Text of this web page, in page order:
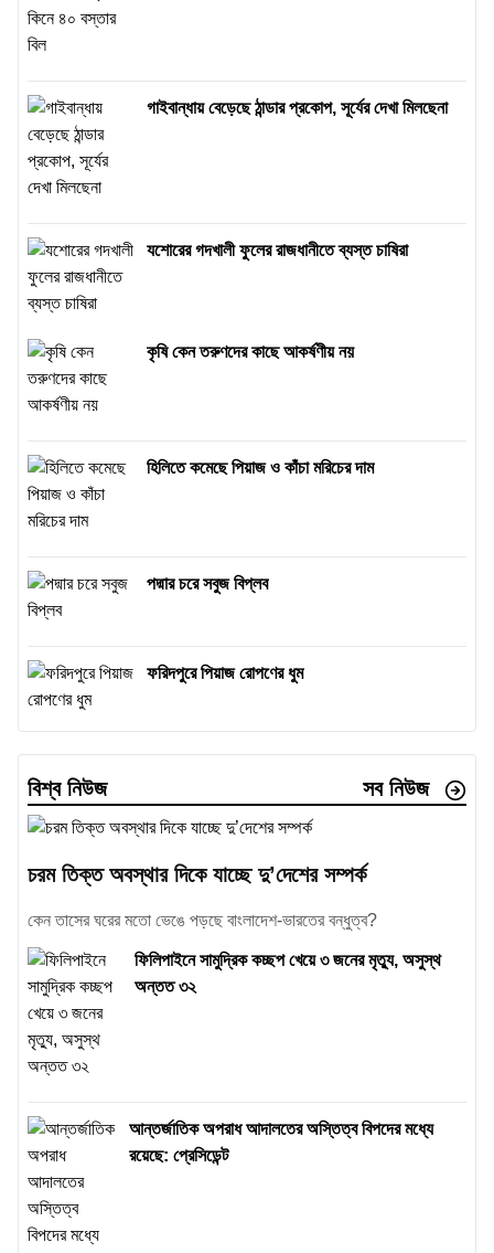
গাইবান্ধায় বেড়েছে ঠান্ডার প্রকোপ, সূর্যের দেখা মিলছেনা
যশোরের গদখালী ফুলের রাজধানীতে ব্যস্ত চাষিরা
কৃষি কেন তরুণদের কাছে আকর্ষণীয় নয়
হিলিতে কমেছে পিয়াজ ও কাঁচা মরিচের দাম
পদ্মার চরে সবুজ বিপ্লব
ফরিদপুরে পিয়াজ রোপণের ধুম
বিশ্ব নিউজ সব নিউজ
চরম তিক্ত অবস্থার দিকে যাচ্ছে দু’দেশের সম্পর্ক
কেন তাসের ঘরের মতো ভেঙে পড়ছে বাংলাদেশ-ভারতের বন্ধুত্ব?
ফিলিপাইনে সামুদ্রিক কচ্ছপ খেয়ে ৩ জনের মৃত্যু, অসুস্থ
অন্তত ৩২
আন্তর্জাতিক অপরাধ আদালতের অস্তিত্ব বিপদের মধ্যে
রয়েছে: প্রেসিডেন্ট